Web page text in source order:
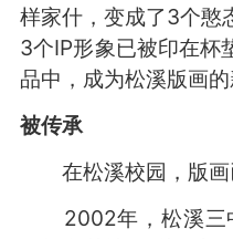
样家什，变成了3个憨
3个IP形象已被印在杯
品中，成为松溪版画的
被传承
在松溪校园，版画
2002年，松溪三